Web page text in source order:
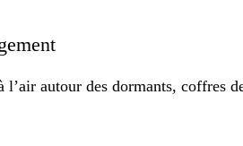
l’air autour des dormants, coffres